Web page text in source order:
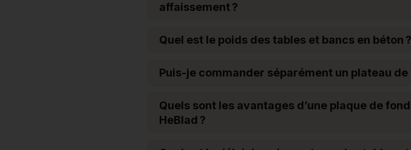
affaissement ?
Quel est le poids des tables et bancs en béton ?
Puis-je commander séparément un plateau de
Quels sont les avantages d’une plaque de
HeBlad ?